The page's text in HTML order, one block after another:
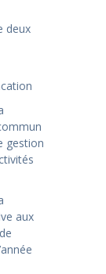
deux
gestion
aux